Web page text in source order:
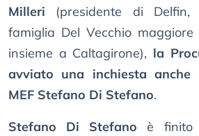
Milleri (presidente di
famiglia Del Vecchio maggiore
insieme a Caltagirone), la
avviato una inchiesta anche
MEF Stefano Di Stefano.
Stefano Di Stefano è finito